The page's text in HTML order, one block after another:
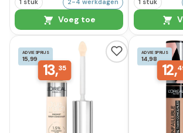
1 stuk 2-4 werkdagen
Voeg toe
1 stuk
ADVIESPRIJS
15,99
13,35
ADVIESPRIJS
14,98
12,